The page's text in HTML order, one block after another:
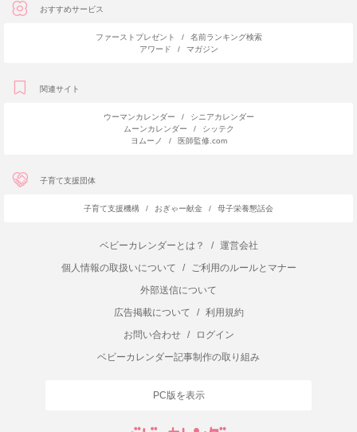
おすすめサービス
ファーストプレゼント /
名前ランキング検索
アワード
/ マガジン
関連サイト
ウーマンカレンダー /
シニアカレンダー
ムーンカレンダー
/
シッテク
ヨムーノ
/ 医師監修.com
子育て支援団体
子育て支援機構 / おぎゃー献金 / 母子栄養懇話会
ベビーカレンダーとは？ /
運営会社
個人情報の取扱いについて
/
ご利用のルールとマナー
外部送信について
広告掲載について
/
利用規約
お問い合わせ
/
ログイン
ベビーカレンダー記事制作の取り組み
PC版を表示